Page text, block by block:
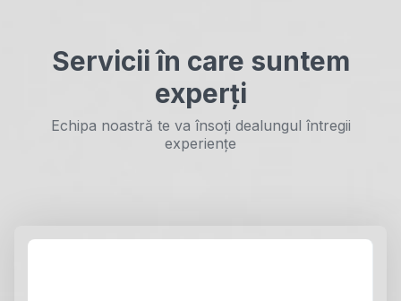
Servicii în care suntem
experți
Echipa noastră te va însoți dealungul întregii
experiențe